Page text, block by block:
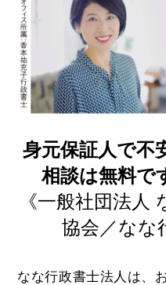
身元保証人で不
相談は無料で
《一般社団法人
協会／なな
なな行政書士法人は、